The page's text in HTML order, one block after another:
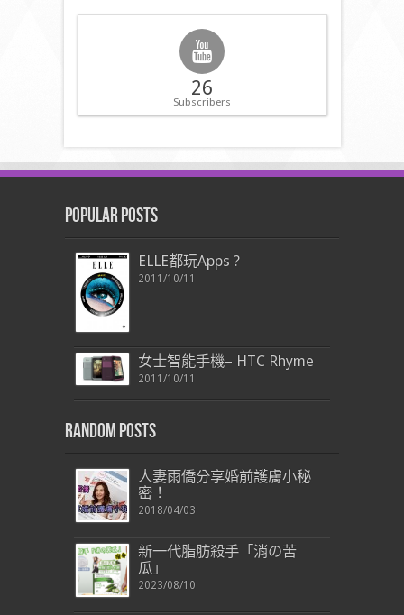
26
Subscribers
Popular Posts
ELLE都玩Apps ?
2011/10/11
女士智能手機– HTC Rhyme
2011/10/11
Random Posts
人妻雨僑分享婚前護膚小秘
密！
2018/04/03
新一代脂肪殺手「消の苦
瓜」
2023/08/10